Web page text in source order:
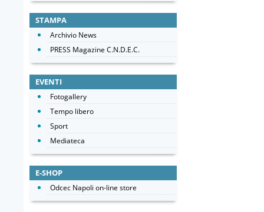
STAMPA
Archivio News
PRESS Magazine C.N.D.E.C.
EVENTI
Fotogallery
Tempo libero
Sport
Mediateca
E-SHOP
Odcec Napoli on-line store